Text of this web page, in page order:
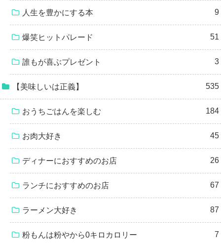
人生を豊かにする本 9
爆笑ヒットパレード 51
誰もが喜ぶプレゼント 3
【美味しいは正義】 535
おうちごはんを楽しむ 184
お肉大好き 45
ディナーにおすすめのお店 26
ランチにおすすめのお店 67
ラーメン大好き 87
粉もんは粉やから0キロカロリー 7